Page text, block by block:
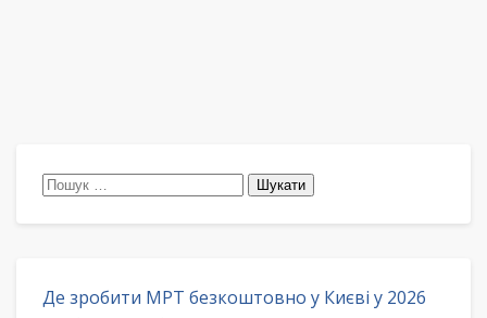
Пошук:
Де зробити МРТ безкоштовно у Києві у 2026